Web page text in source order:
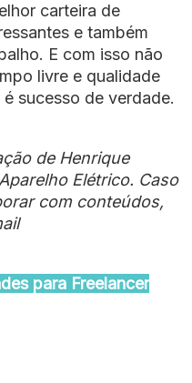
carteira de
e também
E com isso não
livre e qualidade
sucesso de verdade.
de Henrique
Elétrico. Caso
com conteúdos,
para Freelancer